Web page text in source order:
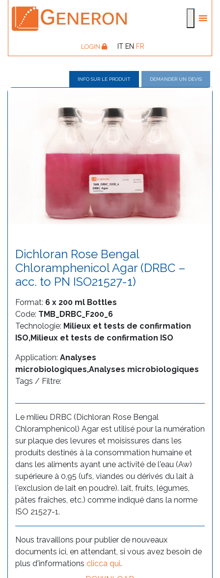
LOGIN IT EN FR
INFO SUR LE PRODUIT DEMANDER UN DEVIS
Dichloran Rose Bengal
Chloramphenicol Agar (DRBC –
acc. to PN ISO21527-1)
Format: 6 x 200 ml Bottles
Code: TMB_DRBC_F200_6
Technologie: Milieux et tests de confirmation
ISO,Milieux et tests de confirmation ISO
Application: Analyses
microbiologiques,Analyses microbiologiques
Tags / Filtre:
Le milieu DRBC (Dichloran Rose Bengal
Chloramphenicol) Agar est utilisé pour la numération
sur plaque des levures et moisissures dans les
produits destinés à la consommation humaine et
dans les aliments ayant une activité de l'eau (Aw)
supérieure à 0,95 (ufs, viandes ou dérivés du lait à
l'exclusion de lait en poudre). lait, fruits, légumes,
pâtes fraîches, etc.) comme indiqué dans la norme
ISO 21527-1.
Nous travaillons pour publier de nouveaux
documents ici, en attendant, si vous avez besoin de
plus d'informations clicca qui.